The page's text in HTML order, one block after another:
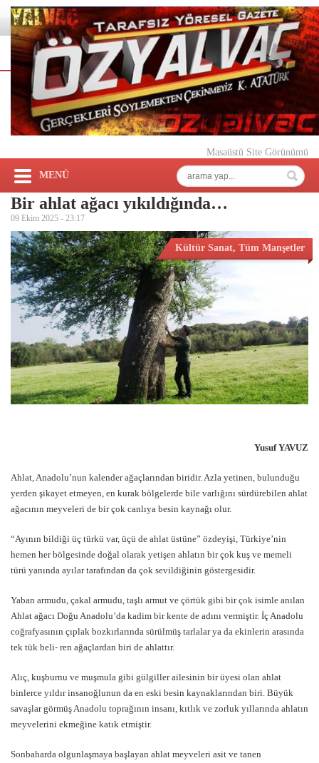
Masaüstü Site Görünümü
MENÜ
Bir ahlat ağacı yıkıldığında…
09 Ekim 2025 - 23:17
Kültür Sanat, Tüm Manşetler
Yusuf YAVUZ
Ahlat, Anadolu’nun kalender ağaçlarından biridir. Azla yetinen, bulunduğu
yerden şikayet etmeyen, en kurak bölgelerde bile varlığını sürdürebilen ahlat
ağacının meyveleri de bir çok canlıya besin kaynağı olur.
“Ayının bildiği üç türkü var, üçü de ahlat üstüne” özdeyişi, Türkiye’nin
hemen her bölgesinde doğal olarak yetişen ahlatın bir çok kuş ve memeli
türü yanında ayılar tarafından da çok sevildiğinin göstergesidir.
Yaban armudu, çakal armudu, taşlı armut ve çörtük gibi bir çok isimle anılan
Ahlat ağacı Doğu Anadolu’da kadim bir kente de adını vermiştir. İç Anadolu
coğrafyasının çıplak bozkırlarında sürülmüş tarlalar ya da ekinlerin arasında
tek tük beli- ren ağaçlardan biri de ahlattır.
Alıç, kuşburnu ve muşmula gibi gülgiller ailesinin bir üyesi olan ahlat
binlerce yıldır insanoğlunun da en eski besin kaynaklarından biri. Büyük
savaşlar görmüş Anadolu toprağının insanı, kıtlık ve zorluk yıllarında ahlatın
meyvelerini ekmeğine katık etmiştir.
Sonbaharda olgunlaşmaya başlayan ahlat meyveleri asit ve tanen